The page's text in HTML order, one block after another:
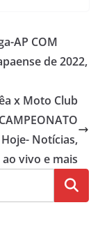
AP COM
de 2022,
x Moto Club
Hoje- Notícias,
ao vivo e mais